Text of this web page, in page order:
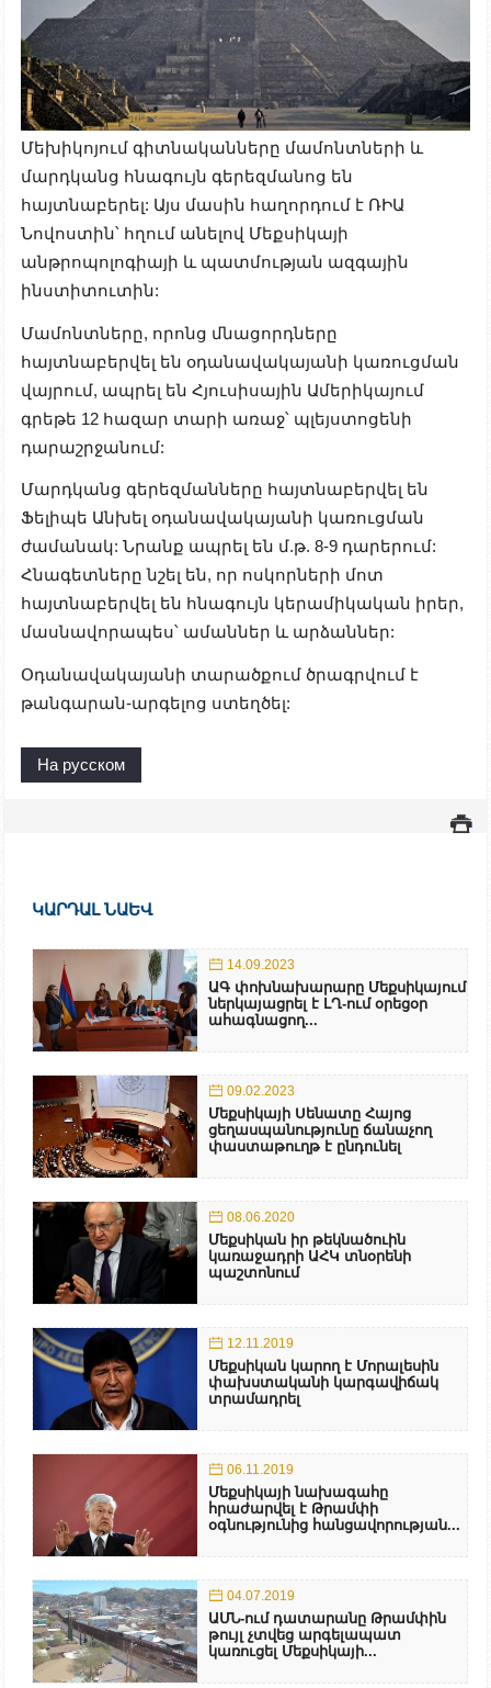
Մեխիկոյում գիտնականները մամոնտների և
մարդկանց հնագույն գերեզմանոց են
հայտնաբերել: Այս մասին հաղորդում է ՌԻԱ
Նովոստին՝ հղում անելով Մեքսիկայի
անթրոպոլոգիայի և պատմության ազգային
ինստիտուտին:
Մամոնտները, որոնց մնացորդները
հայտնաբերվել են օդանավակայանի կառուցման
վայրում, ապրել են Հյուսիսային Ամերիկայում
գրեթե 12 հազար տարի առաջ՝ պլեյստոցենի
դարաշրջանում:
Մարդկանց գերեզմանները հայտնաբերվել են
Ֆելիպե Անխել օդանավակայանի կառուցման
ժամանակ: Նրանք ապրել են մ.թ. 8-9 դարերում:
Հնագետները նշել են, որ ոսկորների մոտ
հայտնաբերվել են հնագույն կերամիկական իրեր,
մասնավորապես՝ ամաններ և արձաններ:
Օդանավակայանի տարածքում ծրագրվում է
թանգարան-արգելոց ստեղծել:
На русском
ԿԱՐԴԱԼ ՆԱԵՎ
14.09.2023
ԱԳ փոխնախարարը Մեքսիկայում
ներկայացրել է ԼՂ-ում օրեցօր
ահագնացող...
09.02.2023
Մեքսիկայի Սենատը Հայոց
ցեղասպանությունը ճանաչող
փաստաթուղթ է ընդունել
08.06.2020
Մեքսիկան իր թեկնածուին
կառաջադրի ԱՀԿ տնօրենի
պաշտոնում
12.11.2019
Մեքսիկան կարող է Մորալեսին
փախստականի կարգավիճակ
տրամադրել
06.11.2019
Մեքսիկայի նախագահը
հրաժարվել է Թրամփի
օգնությունից հանցավորության...
04.07.2019
ԱՄՆ-ում դատարանը Թրամփին
թույլ չտվեց արգելապատ
կառուցել Մեքսիկայի...